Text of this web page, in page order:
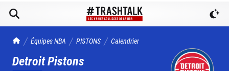
TrashTalk Actu NBA
Équipes NBA PISTONS Calendrier
Detroit Pistons